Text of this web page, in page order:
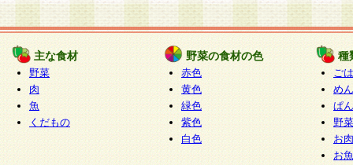
主な食材
野菜
肉
魚
くだもの
野菜の食材の色
赤色
黄色
緑色
紫色
白色
種
ご
めん
ぱん
野
お
お